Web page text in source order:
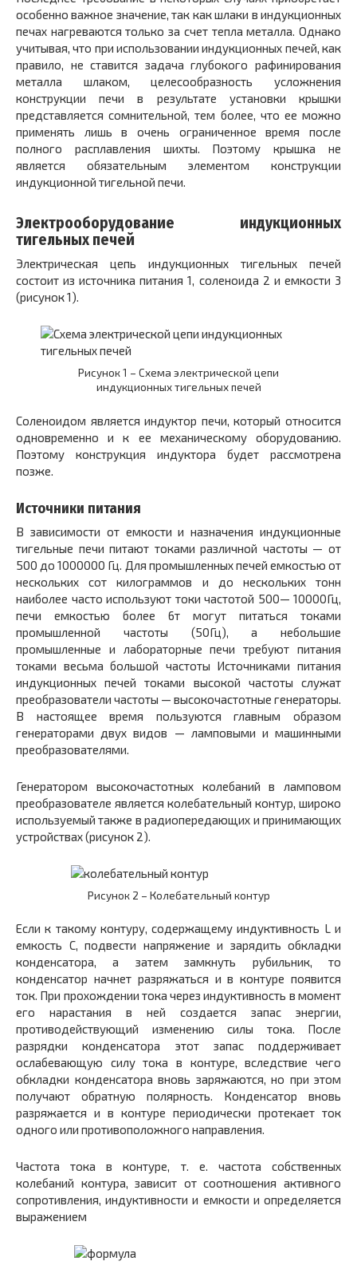
особенно важное значение, так как шлаки в индукционных
печах нагреваются только за счет тепла металла. Однако
учитывая, что при использовании индукционных печей, как
правило, не ставится задача глубокого рафинирования
металла шлаком, целесообразность усложнения
конструкции печи в результате установки крышки
представляется сомнительной, тем более, что ее можно
применять лишь в очень ограниченное время после
полного расплавления шихты. Поэтому крышка не
является обязательным элементом конструкции
индукционной тигельной печи.
Электрооборудование индукционных
тигельных печей
Электрическая цепь индукционных тигельных печей
состоит из источника питания 1, соленоида 2 и емкости 3
(рисунок 1).
Рисунок 1 – Схема электрической цепи
индукционных тигельных печей
Соленоидом является индуктор печи, который относится
одновременно и к ее механическому оборудованию.
Поэтому конструкция индуктора будет рассмотрена
позже.
Источники питания
В зависимости от емкости и назначения индукционные
тигельные печи питают токами различной частоты — от
500 до 1000000 Гц. Для промышленных печей емкостью от
нескольких сот килограммов и до нескольких тонн
наиболее часто используют токи частотой 500— 10000Гц,
печи емкостью более 6т могут питаться токами
промышленной частоты (50Гц), а небольшие
промышленные и лабораторные печи требуют питания
токами весьма большой частоты Источниками питания
индукционных печей токами высокой частоты служат
преобразователи частоты — высокочастотные генераторы.
В настоящее время пользуются главным образом
генераторами двух видов — ламповыми и машинными
преобразователями.
Генератором высокочастотных колебаний в ламповом
преобразователе является колебательный контур, широко
используемый также в радиопередающих и принимающих
устройствах (рисунок 2).
Рисунок 2 – Колебательный контур
Если к такому контуру, содержащему индуктивность L и
емкость С, подвести напряжение и зарядить обкладки
конденсатора, а затем замкнуть рубильник, то
конденсатор начнет разряжаться и в контуре появится
ток. При прохождении тока через индуктивность в момент
его нарастания в ней создается запас энергии,
противодействующий изменению силы тока. После
разрядки конденсатора этот запас поддерживает
ослабевающую силу тока в контуре, вследствие чего
обкладки конденсатора вновь заряжаются, но при этом
получают обратную полярность. Конденсатор вновь
разряжается и в контуре периодически протекает ток
одного или противоположного направления.
Частота тока в контуре, т. е. частота собственных
колебаний контура, зависит от соотношения активного
сопротивления, индуктивности и емкости и определяется
выражением